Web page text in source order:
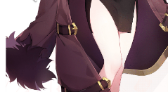
その他
電ファミニコゲーマーとは？
運営：株式会社マレ